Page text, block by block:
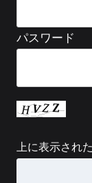
パスワード
上に表示され